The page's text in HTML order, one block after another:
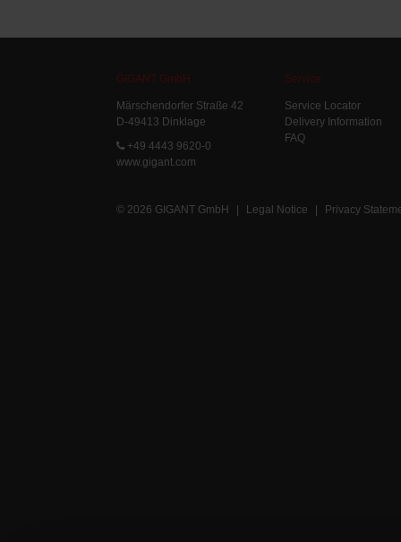
GIGANT GmbH
Märschendorfer Straße 42
D-49413 Dinklage
+49 4443 9620-0
www.gigant.com
Service
Service Locator
Delivery Information
FAQ
© 2026 GIGANT GmbH | Legal Notice | Privacy